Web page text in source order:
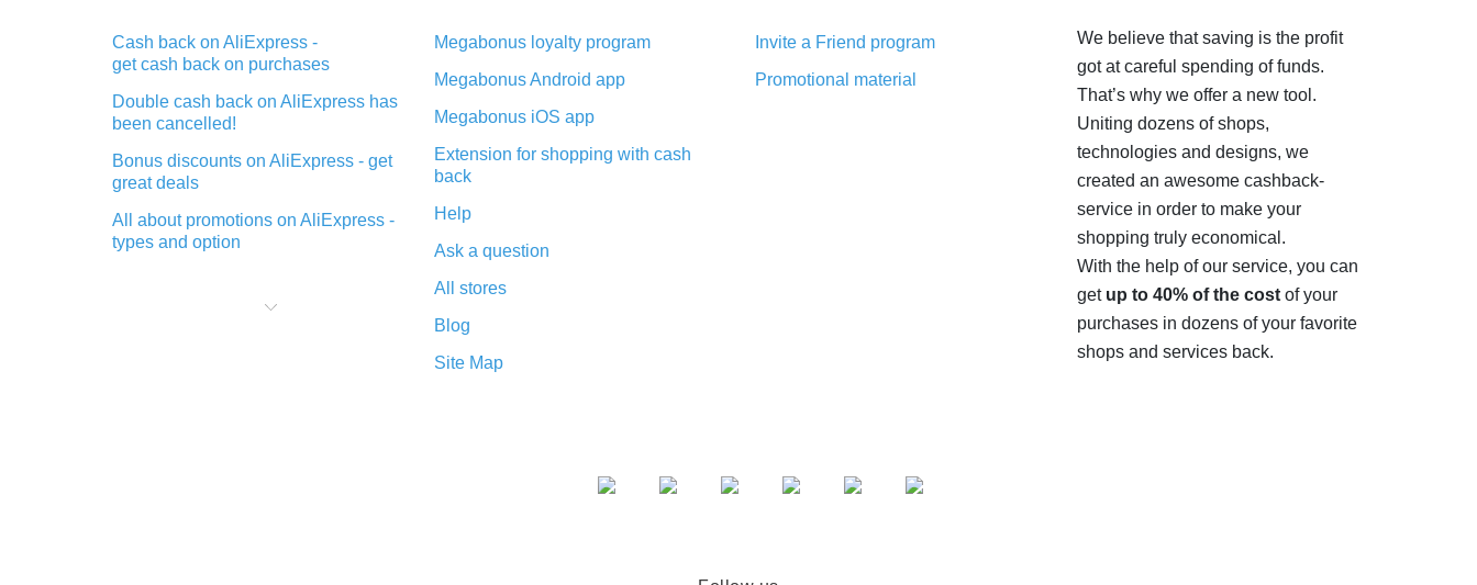
Cash back on AliExpress -
get cash back on purchases
Double cash back on AliExpress has
been cancelled!
Bonus discounts on AliExpress - get
great deals
All about promotions on AliExpress -
types and option
purchases on AliExpress - short and
Megabonus loyalty program
Megabonus Android app
Megabonus iOS app
Extension for shopping with cash
back
Help
Ask a question
All stores
Blog
Site Map
Invite a Friend program
Promotional material
We believe that saving is the profit
got at careful spending of funds.
That’s why we offer a new tool.
Uniting dozens of shops,
technologies and designs, we
created an awesome cashback-
service in order to make your
shopping truly economical.
With the help of our service, you can
get up to 40% of the costof your
purchases in dozens of your favorite
shops and services back.